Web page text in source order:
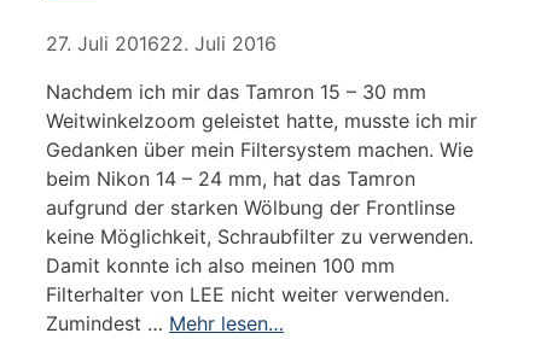
27. Juli 201622. Juli 2016
Nachdem ich mir das Tamron 15 – 30 mm
Weitwinkelzoom geleistet hatte, musste ich mir
Gedanken über mein Filtersystem machen. Wie
beim Nikon 14 – 24 mm, hat das Tamron
aufgrund der starken Wölbung der Frontlinse
keine Möglichkeit, Schraubfilter zu verwenden.
Damit konnte ich also meinen 100 mm
Filterhalter von LEE nicht weiter verwenden.
Zumindest … Mehr lesen…